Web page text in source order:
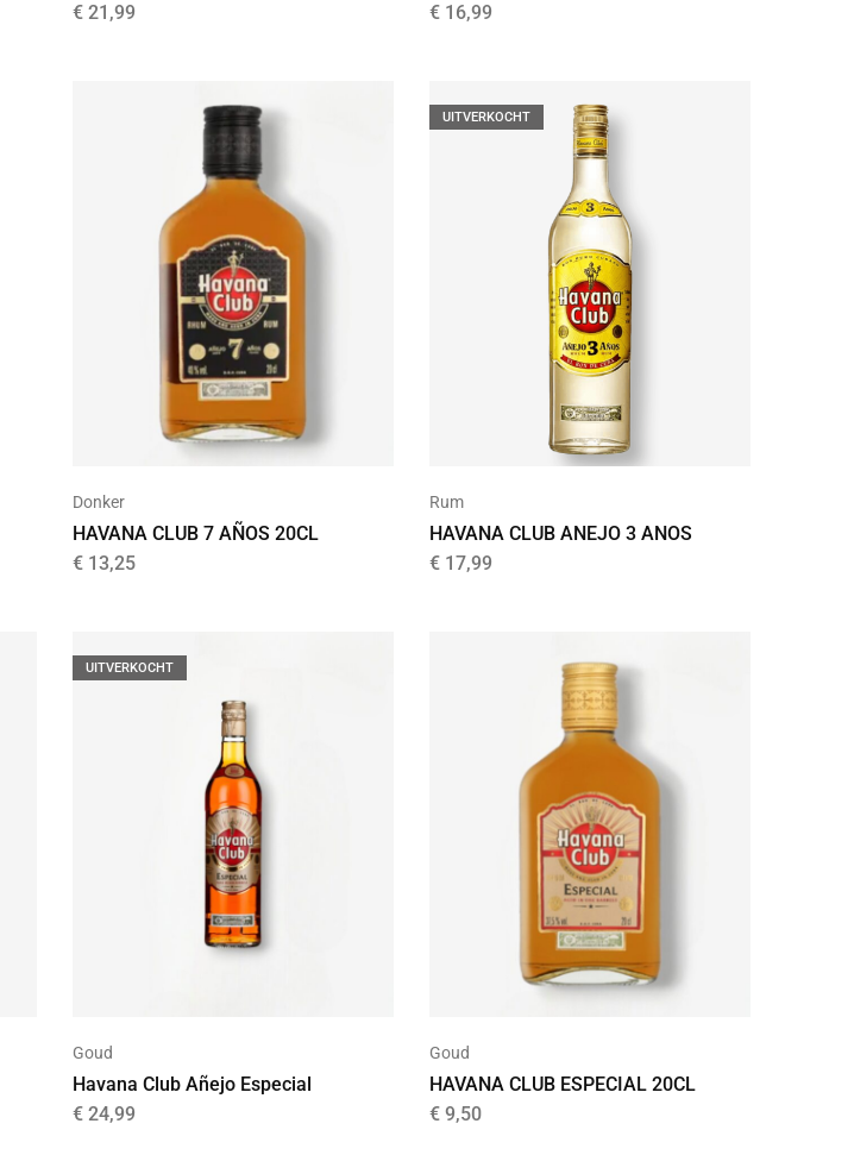
€ 21,99
€ 16,99
Donker
HAVANA CLUB 7 AÑOS 20CL
€ 13,25
UITVERKOCHT
Rum
HAVANA CLUB ANEJO 3 ANOS
€ 17,99
UITVERKOCHT
Goud
Havana Club Añejo Especial
€ 24,99
Goud
HAVANA CLUB ESPECIAL 20CL
€ 9,50